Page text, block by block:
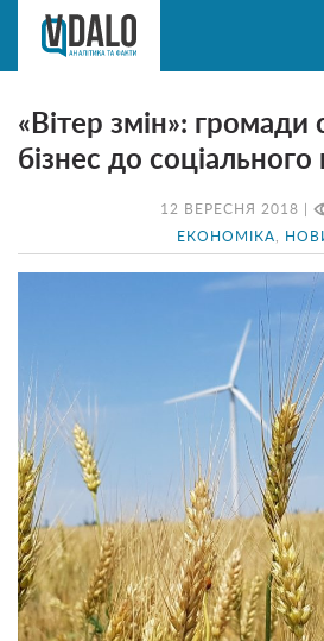
12 ВЕРЕСНЯ 2018 |
ЕКОНОМІКА
«Вітер змін»: громади
бізнес до соціального